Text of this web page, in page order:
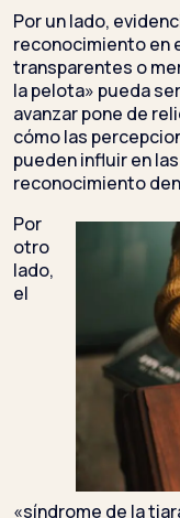
Por un lado,
reconocimiento en
transparentes o
la pelota» pueda
avanzar pone de
cómo las
pueden influir en
reconocimiento
Por
otro
lado,
el
«síndrome de la